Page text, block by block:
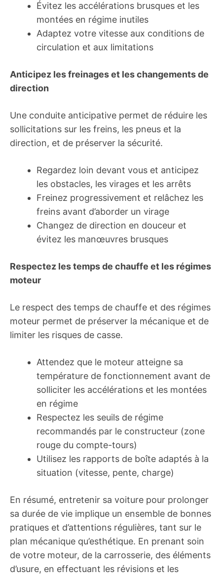
Évitez les accélérations brusques et les
montées en régime inutiles
Adaptez votre vitesse aux conditions de
circulation et aux limitations
Anticipez les freinages et les changements de
direction
Une conduite anticipative permet de réduire les
sollicitations sur les freins, les pneus et la
direction, et de préserver la sécurité.
Regardez loin devant vous et anticipez
les obstacles, les virages et les arrêts
Freinez progressivement et relâchez les
freins avant d’aborder un virage
Changez de direction en douceur et
évitez les manœuvres brusques
Respectez les temps de chauffe et les régimes
moteur
Le respect des temps de chauffe et des régimes
moteur permet de préserver la mécanique et de
limiter les risques de casse.
Attendez que le moteur atteigne sa
température de fonctionnement avant de
solliciter les accélérations et les montées
en régime
Respectez les seuils de régime
recommandés par le constructeur (zone
rouge du compte-tours)
Utilisez les rapports de boîte adaptés à la
situation (vitesse, pente, charge)
En résumé, entretenir sa voiture pour prolonger
sa durée de vie implique un ensemble de bonnes
pratiques et d’attentions régulières, tant sur le
plan mécanique qu’esthétique. En prenant soin
de votre moteur, de la carrosserie, des éléments
d’usure, en effectuant les révisions et les